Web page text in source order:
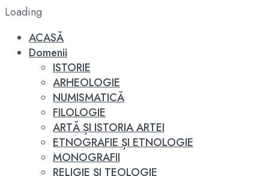
Loading
ACASĂ
Domenii
ISTORIE
ARHEOLOGIE
NUMISMATICĂ
FILOLOGIE
ARTĂ ȘI ISTORIA ARTEI
ETNOGRAFIE ȘI ETNOLOGIE
MONOGRAFII
RELIGIE ŞI TEOLOGIE